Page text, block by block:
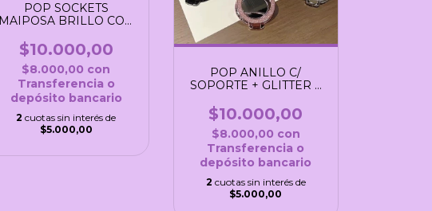
POP SOCKETS
MAIPOSA BRILLO CON
$10.000,00
$8.000,00 con
Transferencia o
depósito bancario
2 cuotas sin interés de
$5.000,00
POP ANILLO C/
SOPORTE + GLITTER +
$10.000,00
$8.000,00 con
Transferencia o
depósito bancario
2 cuotas sin interés de
$5.000,00